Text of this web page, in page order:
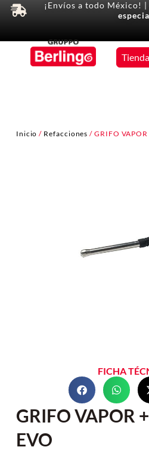
¡Envíos a todo México! |
Tienda
Inicio / Refacciones / GRIFO
FICHA
GRIFO VAPOR
EVO